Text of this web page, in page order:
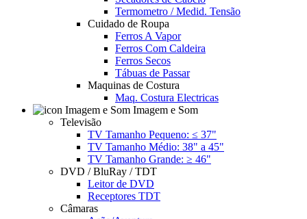
Termometro / Medid. Tensão
Cuidado de Roupa
Ferros A Vapor
Ferros Com Caldeira
Ferros Secos
Tábuas de Passar
Maquinas de Costura
Maq. Costura Electricas
Imagem e Som
Televisão
TV Tamanho Pequeno: ≤ 37"
TV Tamanho Médio: 38" a 45"
TV Tamanho Grande: ≥ 46"
DVD / BluRay / TDT
Leitor de DVD
Receptores TDT
Câmaras